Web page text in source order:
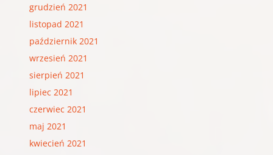
grudzień 2021
listopad 2021
październik 2021
wrzesień 2021
sierpień 2021
lipiec 2021
czerwiec 2021
maj 2021
kwiecień 2021